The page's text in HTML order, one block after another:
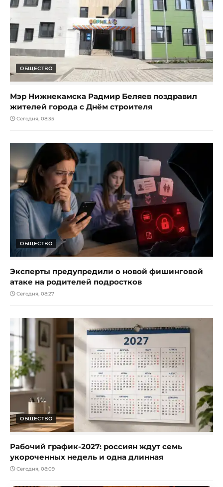
ОБЩЕСТВО
Мэр Нижнекамска Радмир Беляев поздравил
жителей города с Днём строителя
Сегодня, 08:35
ОБЩЕСТВО
Эксперты предупредили о новой фишинговой
атаке на родителей подростков
Сегодня, 08:27
ОБЩЕСТВО
Рабочий график-2027: россиян ждут семь
укороченных недель и одна длинная
Сегодня, 08:09